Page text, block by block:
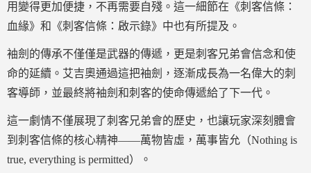
用變得更加便捷，不再需要自殘。這一細節在《刺客信條：
血緣》和《刺客信條：啟示錄》中也有所提及。
袖劍的傳承不僅僅是武器的傳遞，更是刺客兄弟會信念和使
命的延續。艾吉奧通過這把袖劍，逐漸成長為一名偉大的刺
客導師，並最終將袖劍和刺客的使命傳遞給了下一代。
這一劇情不僅展現了刺客兄弟會的歷史，也讓玩家深刻體會
到刺客信條的核心精神——萬物皆虛，萬事皆允（Nothing is
true, everything is permitted）。